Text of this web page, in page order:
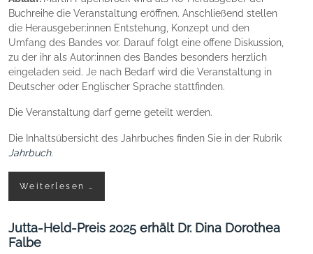
Buchreihe die Veranstaltung eröffnen. Anschließend stellen
die Herausgeber:innen Entstehung, Konzept und den
Umfang des Bandes vor. Darauf folgt eine offene Diskussion,
zu der ihr als Autor:innen des Bandes besonders herzlich
eingeladen seid. Je nach Bedarf wird die Veranstaltung in
Deutscher oder Englischer Sprache stattfinden.
Die Veranstaltung darf gerne geteilt werden.
Die Inhaltsübersicht des Jahrbuches finden Sie in der Rubrik
Jahrbuch.
Weiterlesen …
Jutta-Held-Preis 2025 erhält Dr. Dina Dorothea
Falbe